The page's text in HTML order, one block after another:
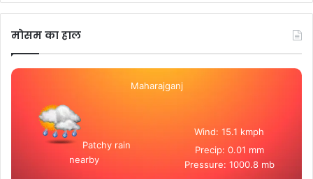
मोसम का हाल
Maharajganj
Patchy rain
nearby
Wind: 15.1 kmph
Precip: 0.01 mm
Pressure: 1000.8 mb